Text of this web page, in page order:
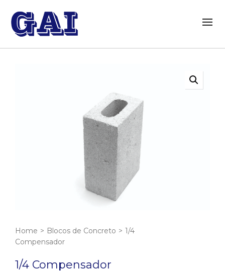
Home > Blocos de Concreto > 1/4
Compensador
1/4 Compensador